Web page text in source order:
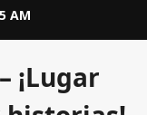
AM
¡Lugar